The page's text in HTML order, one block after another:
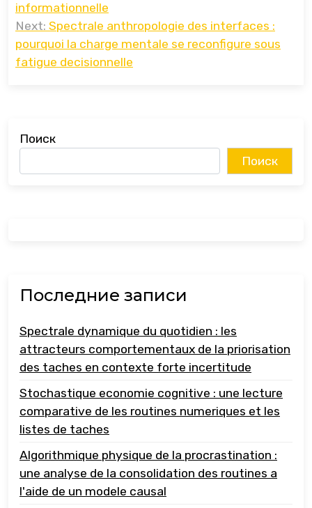
informationnelle
Next: Spectrale anthropologie des interfaces :
pourquoi la charge mentale se reconfigure sous
fatigue decisionnelle
Поиск
Поиск
Последние записи
Spectrale dynamique du quotidien : les
attracteurs comportementaux de la priorisation
des taches en contexte forte incertitude
Stochastique economie cognitive : une lecture
comparative de les routines numeriques et les
listes de taches
Algorithmique physique de la procrastination :
une analyse de la consolidation des routines a
l'aide de un modele causal